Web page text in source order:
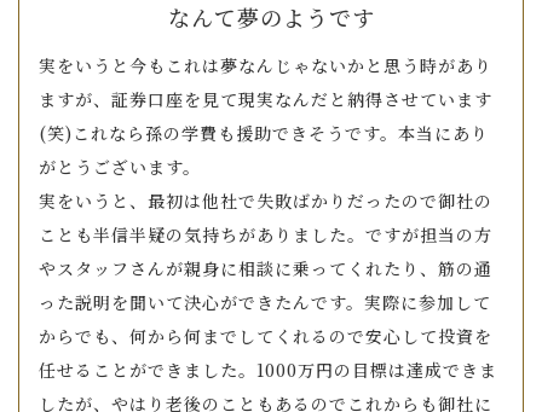
なんて夢のようです
実をいうと今もこれは夢なんじゃないかと思う時があり
ますが、証券口座を見て現実なんだと納得させています
(笑)これなら孫の学費も援助できそうです。本当にあり
がとうございます。
実をいうと、最初は他社で失敗ばかりだったので御社の
ことも半信半疑の気持ちがありました。ですが担当の方
やスタッフさんが親身に相談に乗ってくれたり、筋の通
った説明を聞いて決心ができたんです。実際に参加して
からでも、何から何までしてくれるので安心して投資を
任せることができました。1000万円の目標は達成できま
したが、やはり老後のこともあるのでこれからも御社に